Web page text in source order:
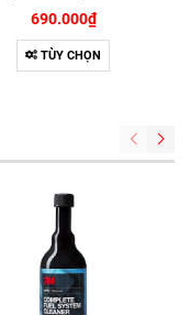
690.000₫
TÙY CHỌN